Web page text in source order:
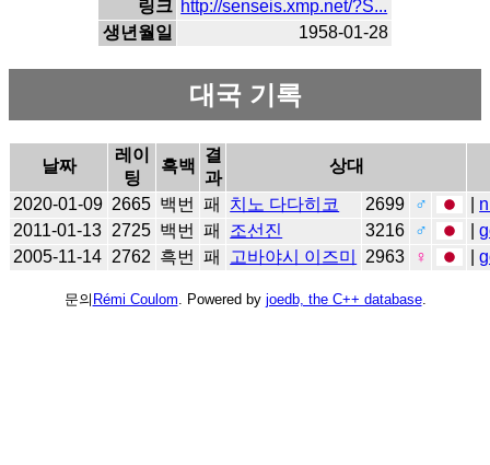
링크 http://senseis.xmp.net/?S...
생년월일
1958-01-28
대국 기록
날짜
레이
팅
흑백
결
과
상대
2020-01-09 2665 백번 패 치노 다다히코 2699 ♂
2011-01-13 2725 백번 패 조선진 3216 ♂ |
2005-11-14 2762 흑번 패 고바야시 이즈미 2963 ♀ |
문의 Rémi Coulom . Powered by joedb, the C++ database.